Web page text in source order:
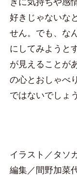
好きじゃないな
せん。でも、な
にしてみようと
が見えることが
の心とおしゃべ
ではないでしょ
イラスト／タソ
編集／間野加菜